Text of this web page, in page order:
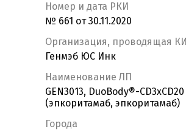
Номер и дата РКИ
№ 661 от 30.11.2020
Организация, проводящая КИ
Генмэб ЮС Инк
Наименование ЛП
GEN3013, DuoBody®-CD3xCD20
(эпкоритамаб, эпкоритамаб)
Города